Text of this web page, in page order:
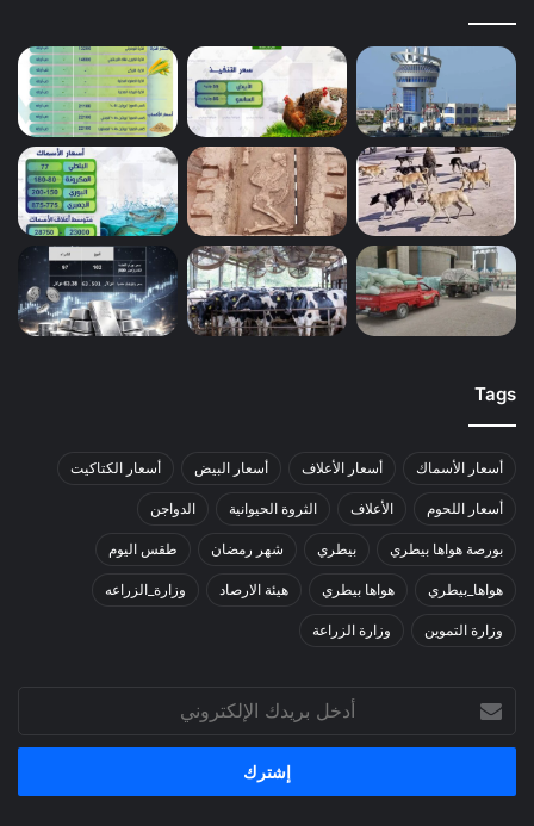
Tags
أسعار الأسماك أسعار الأعلاف أسعار البيض أسعار الكتاكيت
أسعار اللحوم الأعلاف الثروة الحيوانية الدواجن
بورصة هواها بيطري بيطري شهر رمضان طقس اليوم
هواها_بيطري هواها بيطري هيئة الارصاد وزارة_الزراعه
وزارة التموين وزارة الزراعة
بريدك
الإلكتروني